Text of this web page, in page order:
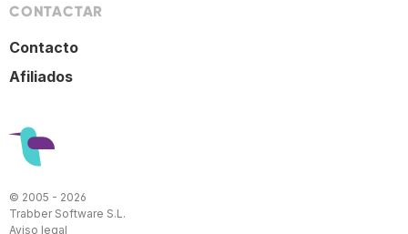
CONTACTAR
Contacto
Afiliados
© 2005 - 2026
Trabber Software S.L.
Aviso legal